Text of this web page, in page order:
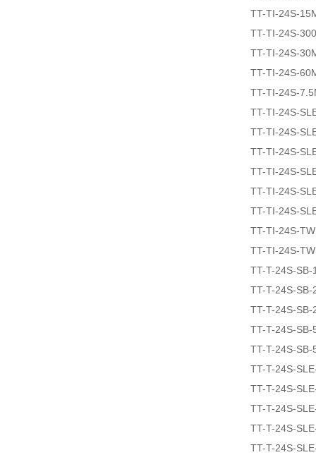
TT-TI-24S-
TT-TI-24S-
TT-TI-24S-
TT-TI-24S-
TT-TI-24S-
TT-TI-24S-
TT-TI-24S-
TT-TI-24S-
TT-TI-24S-
TT-TI-24S-
TT-TI-24S-
TT-TI-24S-
TT-TI-24S-
TT-T-24S-SB-
TT-T-24S-SB-
TT-T-24S-SB-
TT-T-24S-SB-
TT-T-24S-SB-
TT-T-24S-
TT-T-24S-
TT-T-24S-
TT-T-24S-
TT-T-24S-